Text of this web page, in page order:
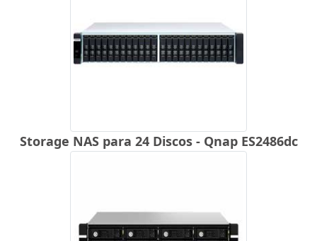
Storage NAS para 24 Discos - Qnap ES2486dc